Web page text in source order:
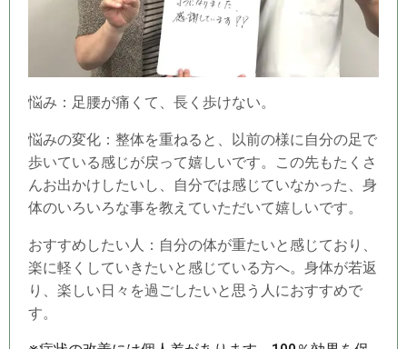
悩み：足腰が痛くて、長く歩けない。
悩みの変化：整体を重ねると、以前の様に自分の足で
歩いている感じが戻って嬉しいです。この先もたくさ
んお出かけしたいし、自分では感じていなかった、身
体のいろいろな事を教えていただいて嬉しいです。
おすすめしたい人：自分の体が重たいと感じており、
楽に軽くしていきたいと感じている方へ。身体が若返
り、楽しい日々を過ごしたいと思う人におすすめで
す。